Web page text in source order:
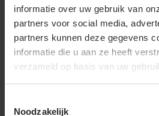
informatie over uw gebruik van
partners voor social media,
partners kunnen deze gegevens
informatie die u aan ze heeft
verzameld op basis van uw
Noodzakelijk
Wasvoorschriften
Niet bleken
Niet geschikt voor
Strijken op maximaal 150 °C
Onder voorbehoud van